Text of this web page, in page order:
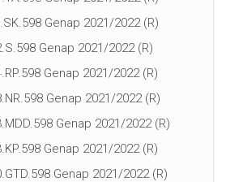
Genap 2021/2022 (R)
Genap 2021/2022 (R)
Genap 2021/2022 (R)
Genap 2021/2022 (R)
Genap 2021/2022 (R)
Genap 2021/2022 (R)
Genap 2021/2022 (R)